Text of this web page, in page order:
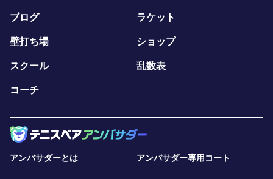
ブログ ラケット
壁打ち場 ショップ
スクール 乱数表
コーチ
アンバサダーとは アンバサダー専用コート